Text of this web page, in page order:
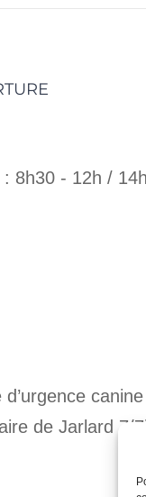
8h30 - 12h / 14h
canine
de Jarlard 7/7j,